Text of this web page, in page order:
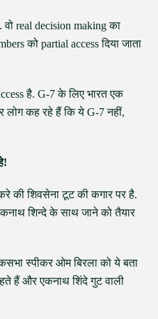
वो real decision making का
को partial access दिया जाता
है. G-7 के लिए भारत एक
लोग कह रहे हैं कि ये G-7 नहीं,
की शिवसेना टूट की कगार पर है.
शिन्दे के साथ जाने को तैयार
स्पीकर ओम बिरला को ये बता
हैं और एकनाथ शिंदे गुट वाली